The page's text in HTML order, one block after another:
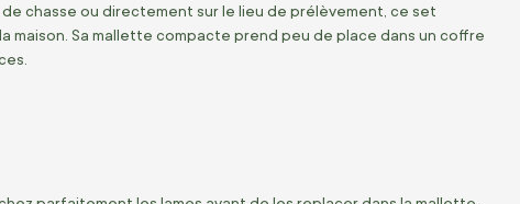
chasse ou directement sur le lieu de prélèvement, ce set
maison. Sa mallette compacte prend peu de place dans un coffre